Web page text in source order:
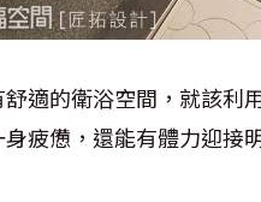
適的衛浴空間，就該利
疲憊，還能有體力迎接